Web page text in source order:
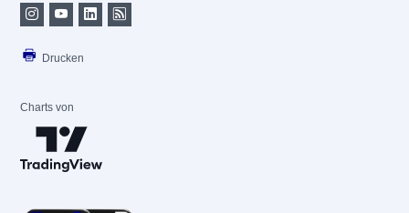
Drucken
Charts von